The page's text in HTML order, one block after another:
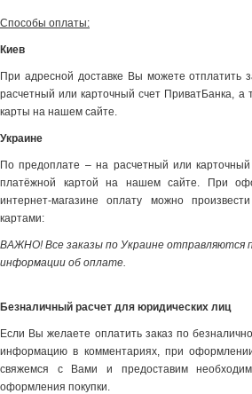
Способы оплаты:
Киев
При адресной доставке Вы можете отплатить
расчетный или карточный счет ПриватБанка,
карты на нашем сайте.
Украине
По предоплате – на расчетный или
платёжной картой на нашем сайте. При
интернет-магазине оплату можно
картами:
ВАЖНО! Все заказы по Украине отправляются
информации об оплате.
Безналичный расчет для юридических лиц
Если Вы желаете оплатить заказ по
информацию в комментариях, при
свяжемся с Вами и предоставим
оформления покупки.